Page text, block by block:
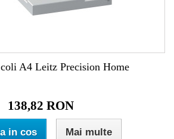
A4 Leitz Precision Home
138,82 RON
in cos Mai multe